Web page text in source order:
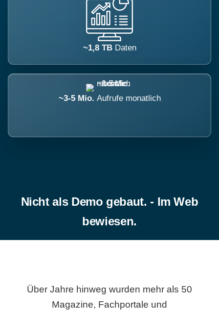
~1,8 TB Daten
~3-5 Mio. Aufrufe monatlich
Nicht als Demo gebaut. - Im Web
bewiesen.
Über Jahre hinweg wurden mehr als 50
Magazine, Fachportale und